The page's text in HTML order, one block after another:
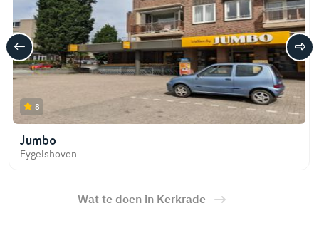
8
Jumbo
Eygelshoven
Wat te doen in Kerkrade